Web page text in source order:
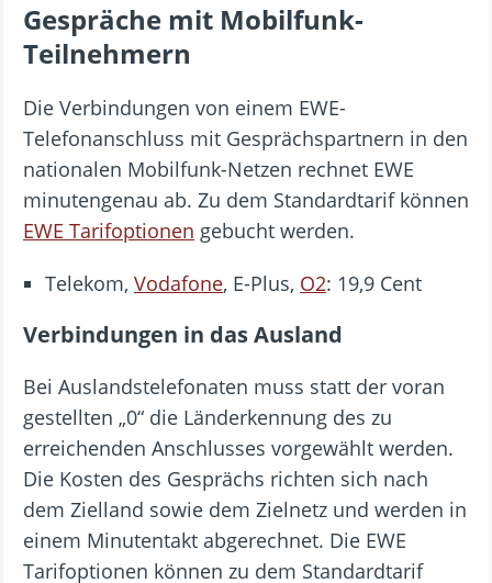
Gespräche mit Mobilfunk-
Teilnehmern
Die Verbindungen von einem EWE-
Telefonanschluss mit Gesprächspartnern in den
nationalen Mobilfunk-Netzen rechnet EWE
minutengenau ab. Zu dem Standardtarif können
EWE Tarifoptionen gebucht werden.
Telekom, Vodafone, E-Plus, O2: 19,9 Cent
Verbindungen in das Ausland
Bei Auslandstelefonaten muss statt der voran
gestellten „0“ die Länderkennung des zu
erreichenden Anschlusses vorgewählt werden.
Die Kosten des Gesprächs richten sich nach
dem Zielland sowie dem Zielnetz und werden in
einem Minutentakt abgerechnet. Die EWE
Tarifoptionen können zu dem Standardtarif